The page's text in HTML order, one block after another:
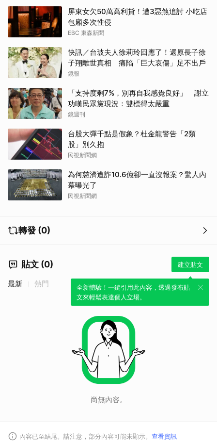
屏東女欠50萬高利貸！遭3惡煞追討 小吃店
包廂多次性侵
EBC 東森新聞
快訊／台玻夫人徐莉玲回應了！還原長子徐
子翔離世真相 痛陷「巨大哀傷」足不出戶
鏡報
「支持度剩7%，別再自我感覺良好」 謝立
功嘆民眾黨現況：雙標得太嚴重
鏡週刊
台股大彈千點是假象？杜金龍警告「2類
股」別久抱
民視新聞網
為何慈濟遭詐10.6億卻一直沒報案？驚人內
幕曝光了
民視新聞網
轉發 (0)
貼文 (0) 建立貼文
全新體驗！一鍵引用此內容，透過發布貼
文來輕鬆表達個人立場。
最新 熱門
尚無內容。
內容已至結尾。請注意，部分內容可能未顯示。 查看資訊